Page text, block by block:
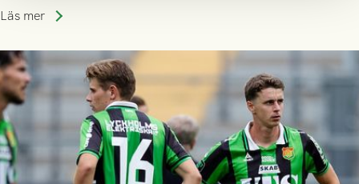
som står på reservlista eller fått förhinder.
Läs mer